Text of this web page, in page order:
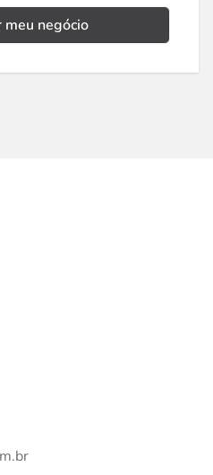
meu negócio